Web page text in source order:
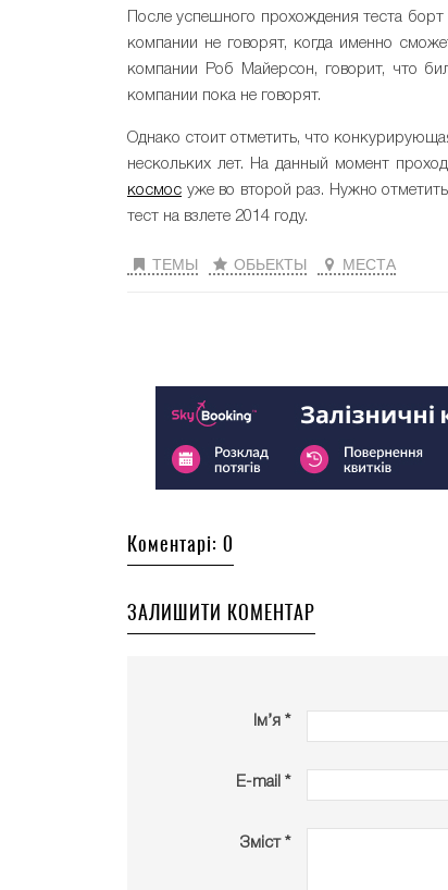
После успешного прохождения теста
компании не говорят, когда именно
компании Роб Майерсон, говорит, что
компании пока не говорят.
Однако стоит отметить, что
нескольких лет. На данный момент
космос уже во второй раз. Нужно
тест на взлете 2014 году.
ТЕМЫ ОБЬЕКТЫ МЕСТА
Коментарі: 0
ЗАЛИШИТИ КОМЕНТАР
Ім’я *
E-mail *
Зміст *